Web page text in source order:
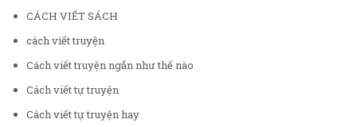
CÁCH VIẾT SÁCH
cách viết truyện
Cách viết truyện ngắn như thế nào
Cách viết tự truyện
Cách viết tự truyện hay